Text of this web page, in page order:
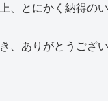
、とにかく納得の
、ありがとうござい